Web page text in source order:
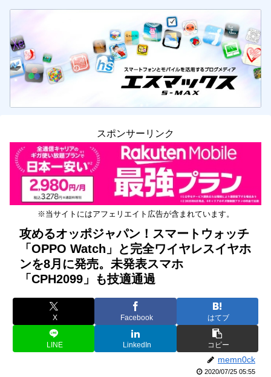
スポンサーリンク
※当サイトにはアフェリエイト広告が含まれています。
攻めるオッポジャパン！スマートウォッチ
「OPPO Watch」と完全ワイヤレスイヤホ
ンを8月に発売。未発表スマホ
「CPH2099」も技適通過
X Facebook はてブ
LINE LinkedIn コピー
memn0ck
2020/07/25 05:55